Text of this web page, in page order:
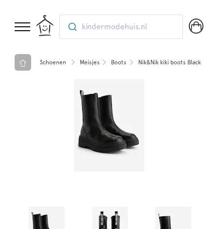
kindermodehuis.nl
Schoenen Meisjes Boots Nik&Nik kiki boots Black